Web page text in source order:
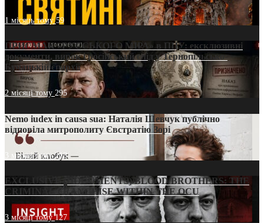
1 місяць тому59
ПРИСМАК «РУССЬКОГО МІРА» в ПЦУ: ексклюзивні
документи, вирок і російський слід у Тернопільсько-
Бучацькій єпархії
2 місяці тому 295
Nemo iudex in causa sua: Наталія Шевчук публічно
відповіла митрополиту Євстратію Зорі
3 місяці тому213
EXCLUSIVE (DOCUMENTS)/BLOOD BROTHERS: THE
CRIMINAL FRANCHISE WITHIN THE OCU
3 місяці тому127